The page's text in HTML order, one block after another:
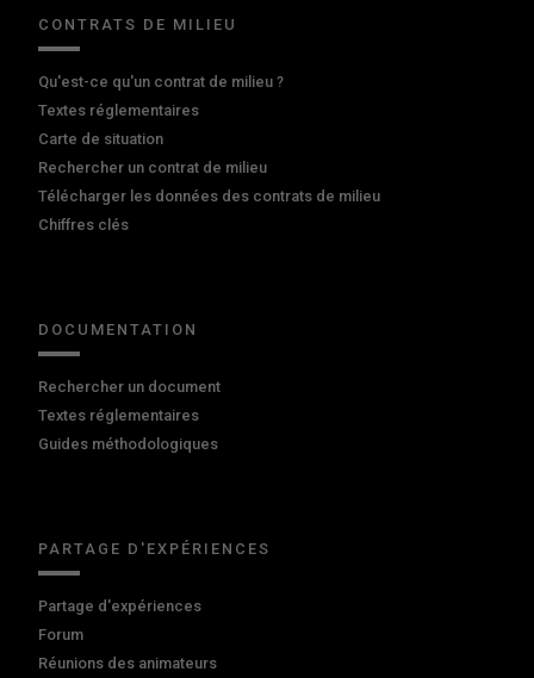
CONTRATS DE MILIEU
Qu'est-ce qu'un contrat de milieu ?
Textes réglementaires
Carte de situation
Rechercher un contrat de milieu
Télécharger les données des contrats de milieu
Chiffres clés
DOCUMENTATION
Rechercher un document
Textes réglementaires
Guides méthodologiques
PARTAGE D'EXPÉRIENCES
Partage d'expériences
Forum
Réunions des animateurs